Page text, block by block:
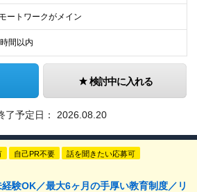
ートワークがメイン
間以内
検討中に入れる
了予定日： 2026.08.20
自己PR不要 話を聞きたい応募可
験OK／最大6ヶ月の手厚い教育制度／リ